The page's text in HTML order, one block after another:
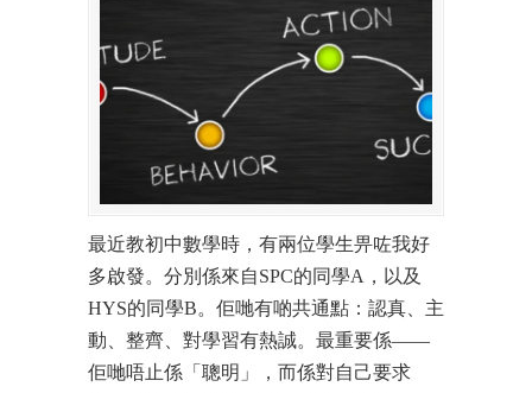
最近教初中數學時，有兩位學生畀咗我好
多啟發。分別係來自SPC的同學A，以及
HYS的同學B。佢哋有啲共通點：認真、主
動、整齊、對學習有熱誠。最重要係——
佢哋唔止係「聰明」，而係對自己要求